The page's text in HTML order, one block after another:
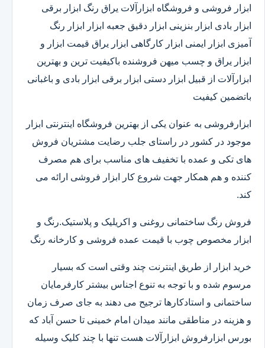
ابزار فروشی و فروشگاه ابزارآلات یراق رنگ ابزار برقی
ابزار بادی ابزار بنزینی ابزار دقیق​ جعبه ابزار ابزار رنگ
آمیزی ابزار ایمنی ابزار کارگاهی ابزار یراق قیمت ابزار و
ابزار یراق و چسب میهن فروشنده باکیفیت ترین و بهترین
ابزارآلات از قبیل ابزار دستی ابزار برقی ابزار بادی و باغبانی
باتضمین کیفیت
ابزارفروشی به عنوان یکی از بهترین فروشگاه اینترنتی ابزار
موجود در کشور در راستای جلب رضایت مشتریان فروش
های تکی و عمده با تخفیف های مناسب برای هم مصرف
کننده و هم همکار جهت شروع کار ابزار فروشی ارائه می
کند.
فروش رنگ ساختمانی روغنی و اکریلیک و پلاستیک.رنگ و
ابزار مخصوص چوب با قیمت عمده فروشی و کارخانه رنگ
خرید ابزار از طریق اینترنت چند وقتی است که بسیار
مرسوم شده و با توجه به تنوع اجناس بیشتر کارفرمایان
ساختمانی و استادکارها ترجیح می دهند به جای صرف زمان
و هزینه در مناطقی مانند میدان امام خمینی تا حسن آباد که
بورس ابزارفروش ابزارآلات هست تنها با چند کلیک وسیله